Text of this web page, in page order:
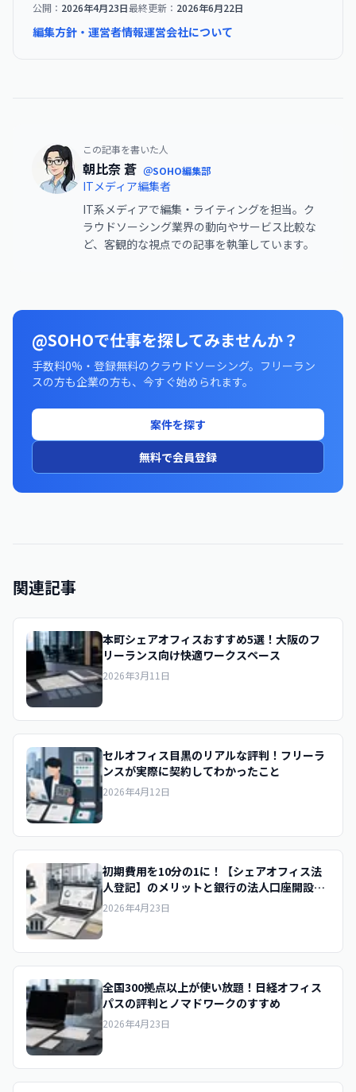
公開： 2026年4月23日最終更新： 2026年6月22日
編集方針・運営者情報運営会社について
この記事を書いた人
朝比奈 蒼 ＠SOHO編集部
ITメディア編集者
IT系メディアで編集・ライティングを担当。ク
ラウドソーシング業界の動向やサービス比較な
ど、客観的な視点での記事を執筆しています。
@SOHOで仕事を探してみませんか？
手数料0%・登録無料のクラウドソーシング。フリーラン
スの方も企業の方も、今すぐ始められます。
案件を探す
無料で会員登録
関連記事
本町シェアオフィスおすすめ5選！大阪のフ
リーランス向け快適ワークスペース
2026年3月11日
セルオフィス目黒のリアルな評判！フリーラ
ンスが実際に契約してわかったこと
2026年4月12日
初期費用を10分の1に！【シェアオフィス法
人登記】のメリットと銀行の法人口座開設の
コツ
2026年4月23日
全国300拠点以上が使い放題！日経オフィス
パスの評判とノマドワークのすすめ
2026年4月23日